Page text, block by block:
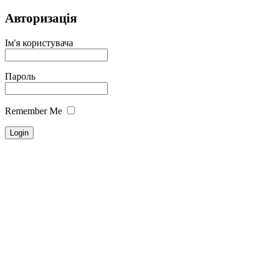
Авторизація
Ім'я користувача
Пароль
Remember Me